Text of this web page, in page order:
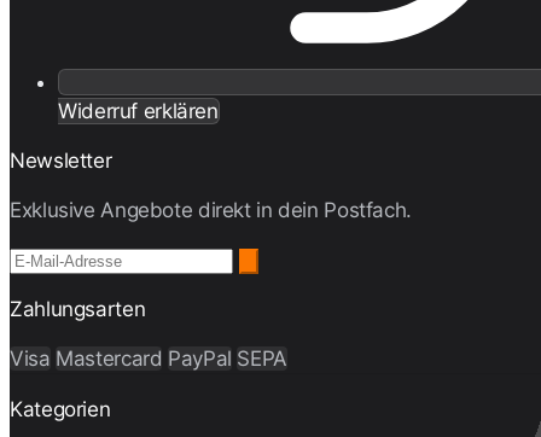
Widerruf erklären
Newsletter
Exklusive Angebote direkt in dein Postfach.
Zahlungsarten
Visa Mastercard PayPal SEPA
Kategorien